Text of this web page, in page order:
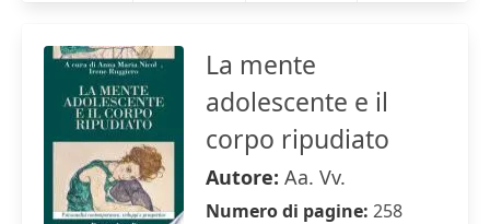
La mente
adolescente e il
corpo ripudiato
Autore: Aa. Vv.
Numero di pagine: 258